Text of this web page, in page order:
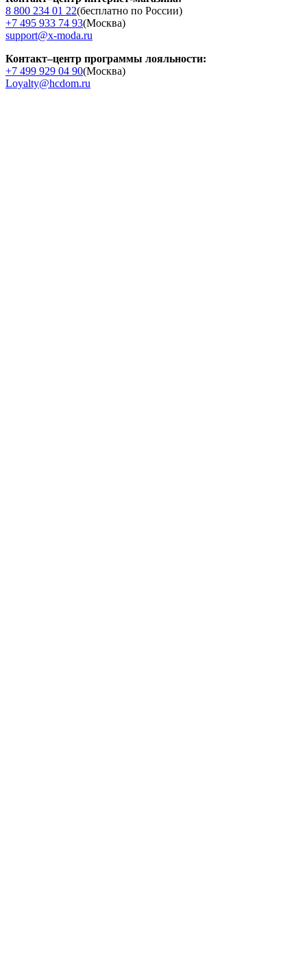
8 800 234 01 22(бесплатно по России)
+7 495 933 74 93(Москва)
support@x-moda.ru
Контакт–центр программы лояльности:
+7 499 929 04 90(Москва)
Loyalty@hcdom.ru